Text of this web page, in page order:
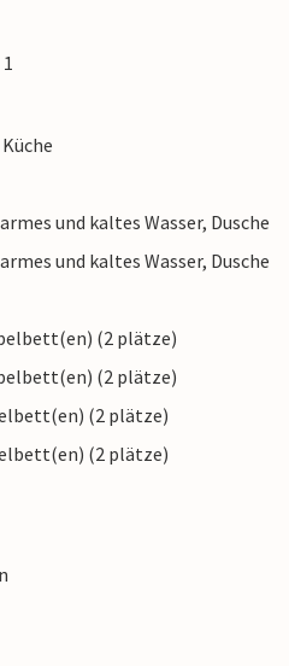
und kaltes Wasser, Dusche
und kaltes Wasser, Dusche
(2 plätze)
(2 plätze)
(2 plätze)
(2 plätze)